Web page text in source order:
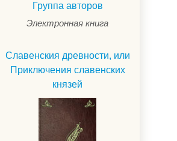
Группа авторов
Электронная книга
Славенския древности, или
Приключения славенских
князей